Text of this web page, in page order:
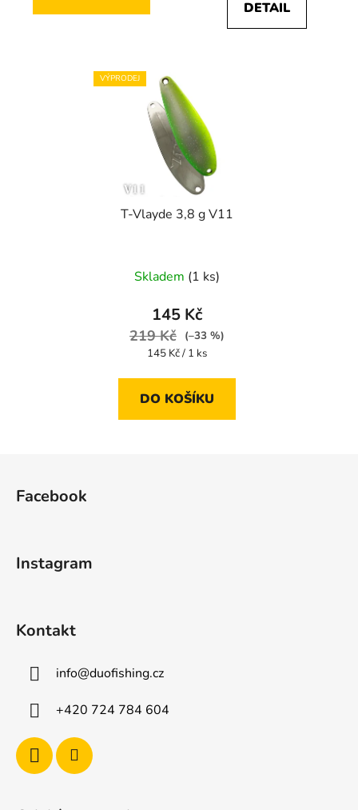
DETAIL
VÝPRODEJ
T-Vlayde 3,8 g V11
Skladem (1 ks)
145 Kč
219 Kč
(–33 %)
Měrná
145 Kč / 1 ks
DO KOŠÍKU
Facebook
Instagram
Kontakt
info@duofishing.cz
+420 724 784 604